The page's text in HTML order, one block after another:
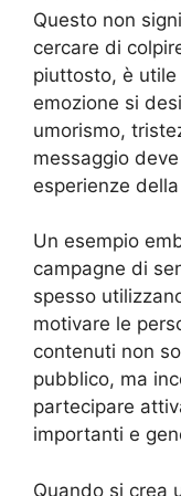
Questo non
cercare di
piuttosto, è
emozione si
umorismo,
messaggio
esperienze
Un esempio
campagne di
spesso
motivare le
contenuti non
pubblico, ma
partecipare
importanti e
Quando si crea